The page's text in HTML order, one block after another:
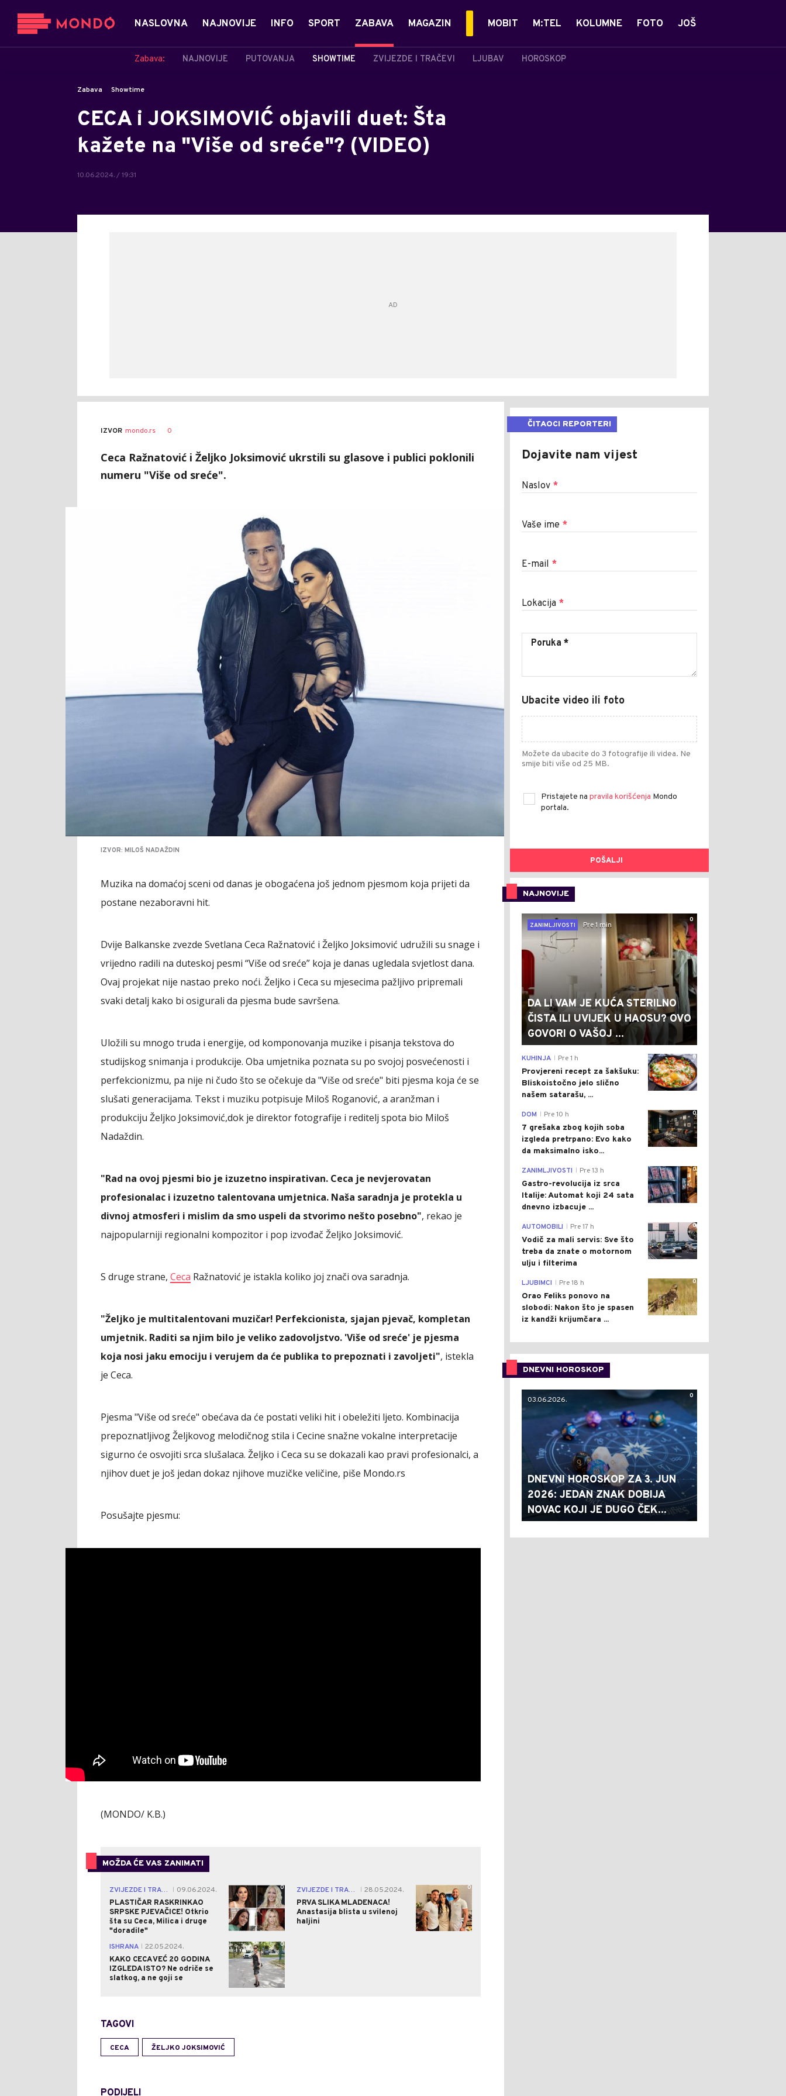
NASLOVNA NAJNOVIJE INFO SPORT ZABAVA
Zabava: NAJNOVIJE PUTOVANJA SHOWTIME ZVIJEZDE I TRAČEVI LJUBAV HOROSKOP
MAGAZIN MOBIT M:TEL KOLUMNE FOTO JOŠ
Zabava Showtime
CECA i JOKSIMOVIĆ objavili duet: Šta
kažete na "Više od sreće"? (VIDEO)
10.06.2024. / 19:31
IZVOR mondo.rs 0
Ceca Ražnatović i Željko Joksimović ukrstili su glasove i publici poklonili
numeru "Više od sreće".
IZVOR: MILOŠ NADAŽDIN
Muzika na domaćoj sceni od danas je obogaćena još jednom pjesmom koja prijeti da
postane nezaboravni hit.
Dvije Balkanske zvezde Svetlana Ceca Ražnatović i Željko Joksimović udružili su snage i
vrijedno radili na duteskoj pesmi “Više od sreće” koja je danas ugledala svjetlost dana.
Ovaj projekat nije nastao preko noći. Željko i Ceca su mjesecima pažljivo pripremali
svaki detalj kako bi osigurali da pjesma bude savršena.
Uložili su mnogo truda i energije, od komponovanja muzike i pisanja tekstova do
studijskog snimanja i produkcije. Oba umjetnika poznata su po svojoj posvećenosti i
perfekcionizmu, pa nije ni čudo što se očekuje da "Više od sreće" biti pjesma koja će se
slušati generacijama. Tekst i muziku potpisuje Miloš Roganović, a aranžman i
produkciju Željko Joksimović,dok je direktor fotografije i reditelj spota bio Miloš
Nadaždin.
"Rad na ovoj pjesmi bio je izuzetno inspirativan. Ceca je nevjerovatan
profesionalac i izuzetno talentovana umjetnica. Naša saradnja je protekla u
divnoj atmosferi i mislim da smo uspeli da stvorimo nešto posebno", rekao je
najpopularniji regionalni kompozitor i pop izvođač Željko Joksimović.
S druge strane, Ceca Ražnatović je istakla koliko joj znači ova saradnja.
"Željko je multitalentovani muzičar! Perfekcionista, sjajan pjevač, kompletan
umjetnik. Raditi sa njim bilo je veliko zadovoljstvo. 'Više od sreće' je pjesma
koja nosi jaku emociju i verujem da će publika to prepoznati i zavoljeti", istekla
je Ceca.
Pjesma "Više od sreće" obećava da će postati veliki hit i obeležiti ljeto. Kombinacija
prepoznatljivog Željkovog melodičnog stila i Cecine snažne vokalne interpretacije
sigurno će osvojiti srca slušalaca. Željko i Ceca su se dokazali kao pravi profesionalci, a
njihov duet je još jedan dokaz njihove muzičke veličine, piše Mondo.rs
Posušajte pjesmu:
(MONDO/ K.B.)
MOŽDA ĆE VAS ZANIMATI
ZVIJEZDE I TRAČEVI
09.06.2024.
PLASTIČAR RASKRINKAO
SRPSKE PJEVAČICE! Otkrio
šta su Ceca, Milica i druge
"doradile"
0 ZVIJEZDE I TRAČEVI
28.05.2024.
PRVA SLIKA MLADENACA!
Anastasija blista u svilenoj
haljini
0
ISHRANA
22.05.2024.
KAKO CECA VEĆ 20 GODINA
IZGLEDA ISTO? Ne odriče se
slatkog, a ne goji se
0
TAGOVI
CECA ŽELJKO JOKSIMOVIĆ
PODIJELI
ČITAOCI REPORTERI
Dojavite nam vijest
Naslov *
Vaše ime *
E-mail *
Lokacija *
Ubacite video ili foto
Možete da ubacite do 3 fotografije ili videa. Ne
smije biti više od 25 MB.
Pristajete na pravila korišćenja Mondo
portala.
POŠALJI
NAJNOVIJE
0
ZANIMLJIVOSTI
Pre 1 min
DA LI VAM JE KUĆA STERILNO
ČISTA ILI UVIJEK U HAOSU? OVO
GOVORI O VAŠOJ ...
0
KUHINJA Pre 1 h
Provjereni recept za šakšuku:
Bliskoistočno jelo slično
našem satarašu, ...
0
DOM Pre 10 h
7 grešaka zbog kojih soba
izgleda pretrpano: Evo kako
da maksimalno isko...
0
ZANIMLJIVOSTI Pre 13 h
Gastro-revolucija iz srca
Italije: Automat koji 24 sata
dnevno izbacuje ...
0
AUTOMOBILI Pre 17 h
Vodič za mali servis: Sve što
treba da znate o motornom
ulju i filterima
0
LJUBIMCI Pre 18 h
Orao Feliks ponovo na
slobodi: Nakon što je spasen
iz kandži krijumčara ...
DNEVNI HOROSKOP
0
03.06.2026.
DNEVNI HOROSKOP ZA 3. JUN
2026: JEDAN ZNAK DOBIJA
NOVAC KOJI JE DUGO ČEK...